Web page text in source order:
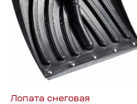
Лопата снеговая